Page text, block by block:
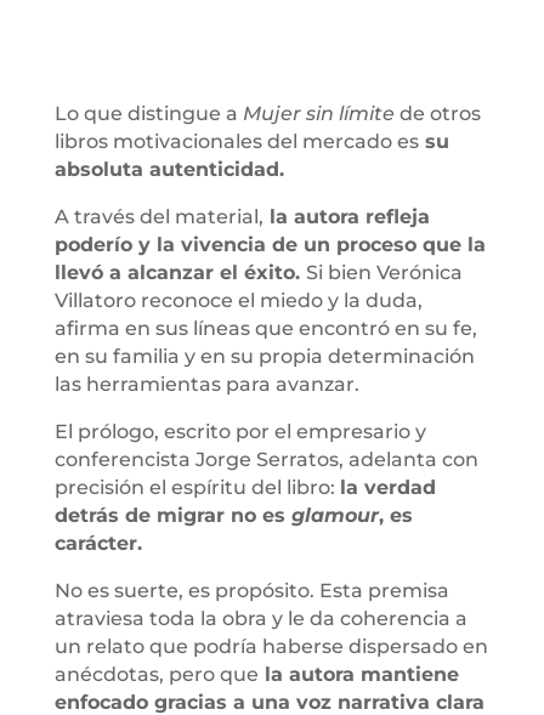
Lo que distingue a Mujer sin límitede otros
libros motivacionales del mercado essu
absoluta autenticidad.
A través del material, la autora refleja
poderío y la vivencia de un proceso que la
llevó a alcanzar el éxito. Si bien Verónica
Villatoro reconoce el miedo y la duda,
afirma en sus líneas que encontró en su fe,
en su familia y en su propia determinación
las herramientas para avanzar.
El prólogo, escrito por el empresario y
conferencista Jorge Serratos, adelanta con
precisión el espíritu del libro: la verdad
detrás de migrar no es glamour, es
carácter.
No es suerte, es propósito. Esta premisa
atraviesa toda la obra y le da coherencia a
un relato que podría haberse dispersado en
anécdotas, pero que la autora mantiene
enfocado gracias a una voz narrativa clara